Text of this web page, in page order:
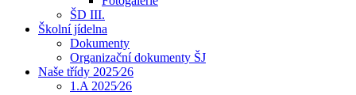
ŠD III.
Školní jídelna
Dokumenty
Organizační dokumenty ŠJ
Naše třídy 2025⁄26
1.A 2025⁄26